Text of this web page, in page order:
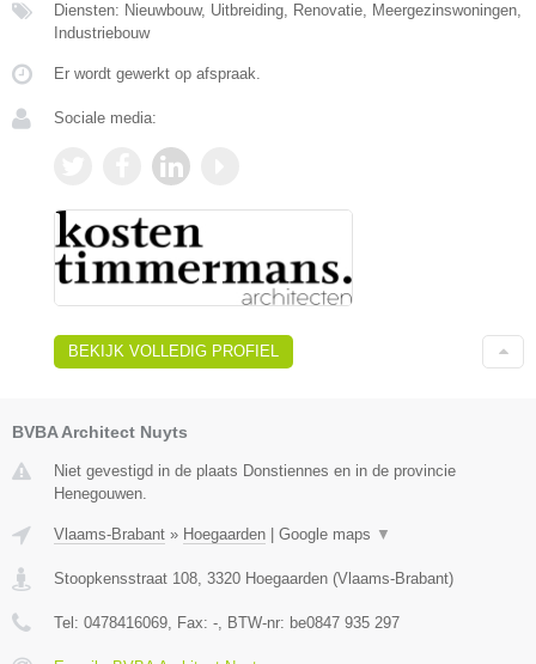
Diensten: Nieuwbouw, Uitbreiding, Renovatie, Meergezinswoningen,
Industriebouw
Er wordt gewerkt op afspraak.
Sociale media:
BEKIJK VOLLEDIG PROFIEL
BVBA Architect Nuyts
Niet gevestigd in de plaats Donstiennes en in de provincie
Henegouwen.
Vlaams-Brabant » Hoegaarden Google maps ▼
Stoopkensstraat 108, 3320 Hoegaarden (Vlaams-Brabant)
Tel: 0478416069, Fax: -, BTW-nr: be0847 935 297